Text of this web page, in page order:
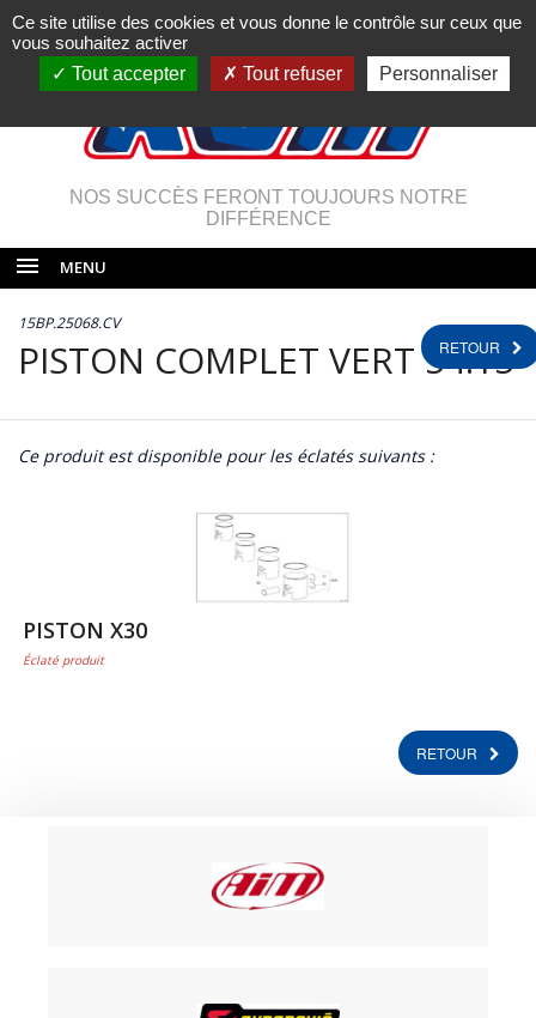
NOS SUCCÈS FERONT TOUJOURS NOTRE
DIFFÉRENCE
MENU
RETOUR
15BP.25068.CV
PISTON COMPLET VERT 54.15
Ce produit est disponible pour les éclatés suivants :
PISTON X30
Éclaté produit
RETOUR
Ce site utilise des cookies et vous donne le contrôle sur ceux que
vous souhaitez activer
Tout accepter
Tout refuser Personnaliser